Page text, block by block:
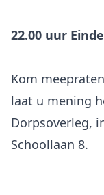
22.00 uur
Kom
laat u mening
Dorpsoverleg,
Schoollaan 8.